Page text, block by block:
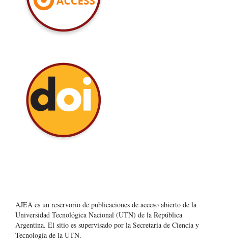
AJEA es un reservorio de publicaciones de acceso abierto de la
Universidad Tecnológica Nacional (UTN) de la República
Argentina. El sitio es supervisado por la Secretaría de Ciencia y
Tecnología de la UTN.